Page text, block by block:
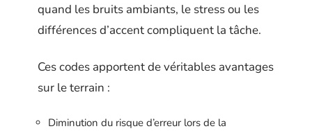
quand les bruits ambiants, le stress ou les
différences d’accent compliquent la tâche.
Ces codes apportent de véritables avantages
sur le terrain :
Diminution du risque d’erreur lors de la